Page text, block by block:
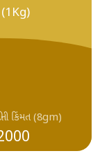
(1Kg)
કિંમત (8gm)